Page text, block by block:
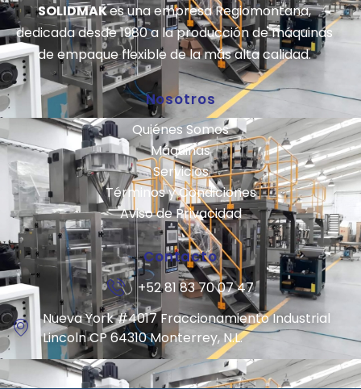
SOLIDMAKes una empresa Regiomontana,
dedicada desde 1980 a la producción de máquinas
de empaque flexible de la más alta calidad.
Nosotros
Quiénes Somos
Máquinas
Servicios
Términos y Condiciones
Aviso de Privacidad
Contacto
+52 81 83 70 07 47
Nueva York #4017 Fraccionamiento Industrial
Lincoln CP 64310 Monterrey, N.L.